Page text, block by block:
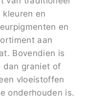
en
en
aan
Bovendien is
dan graniet of
vloeistoffen
onderhouden is.